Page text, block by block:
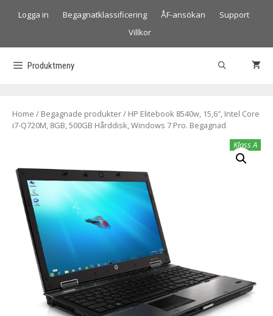
Logga in Begagnatklassificering ÅF-ansökan
Support
Villkor
Produktmeny
Home / Begagnade produkter/ HP Elitebook 8540w, 15,6″, Intel Core
i7-Q720M, 8GB, 500GB Hårddisk, Windows 7 Pro. Begagnad
Klass A